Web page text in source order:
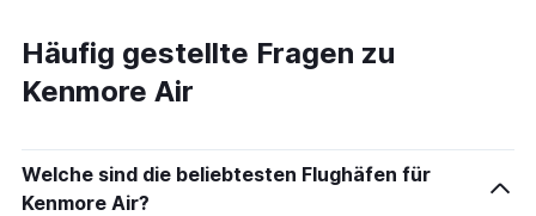
Häufig gestellte Fragen zu
Kenmore Air
Welche sind die beliebtesten Flughäfen für
Kenmore Air?